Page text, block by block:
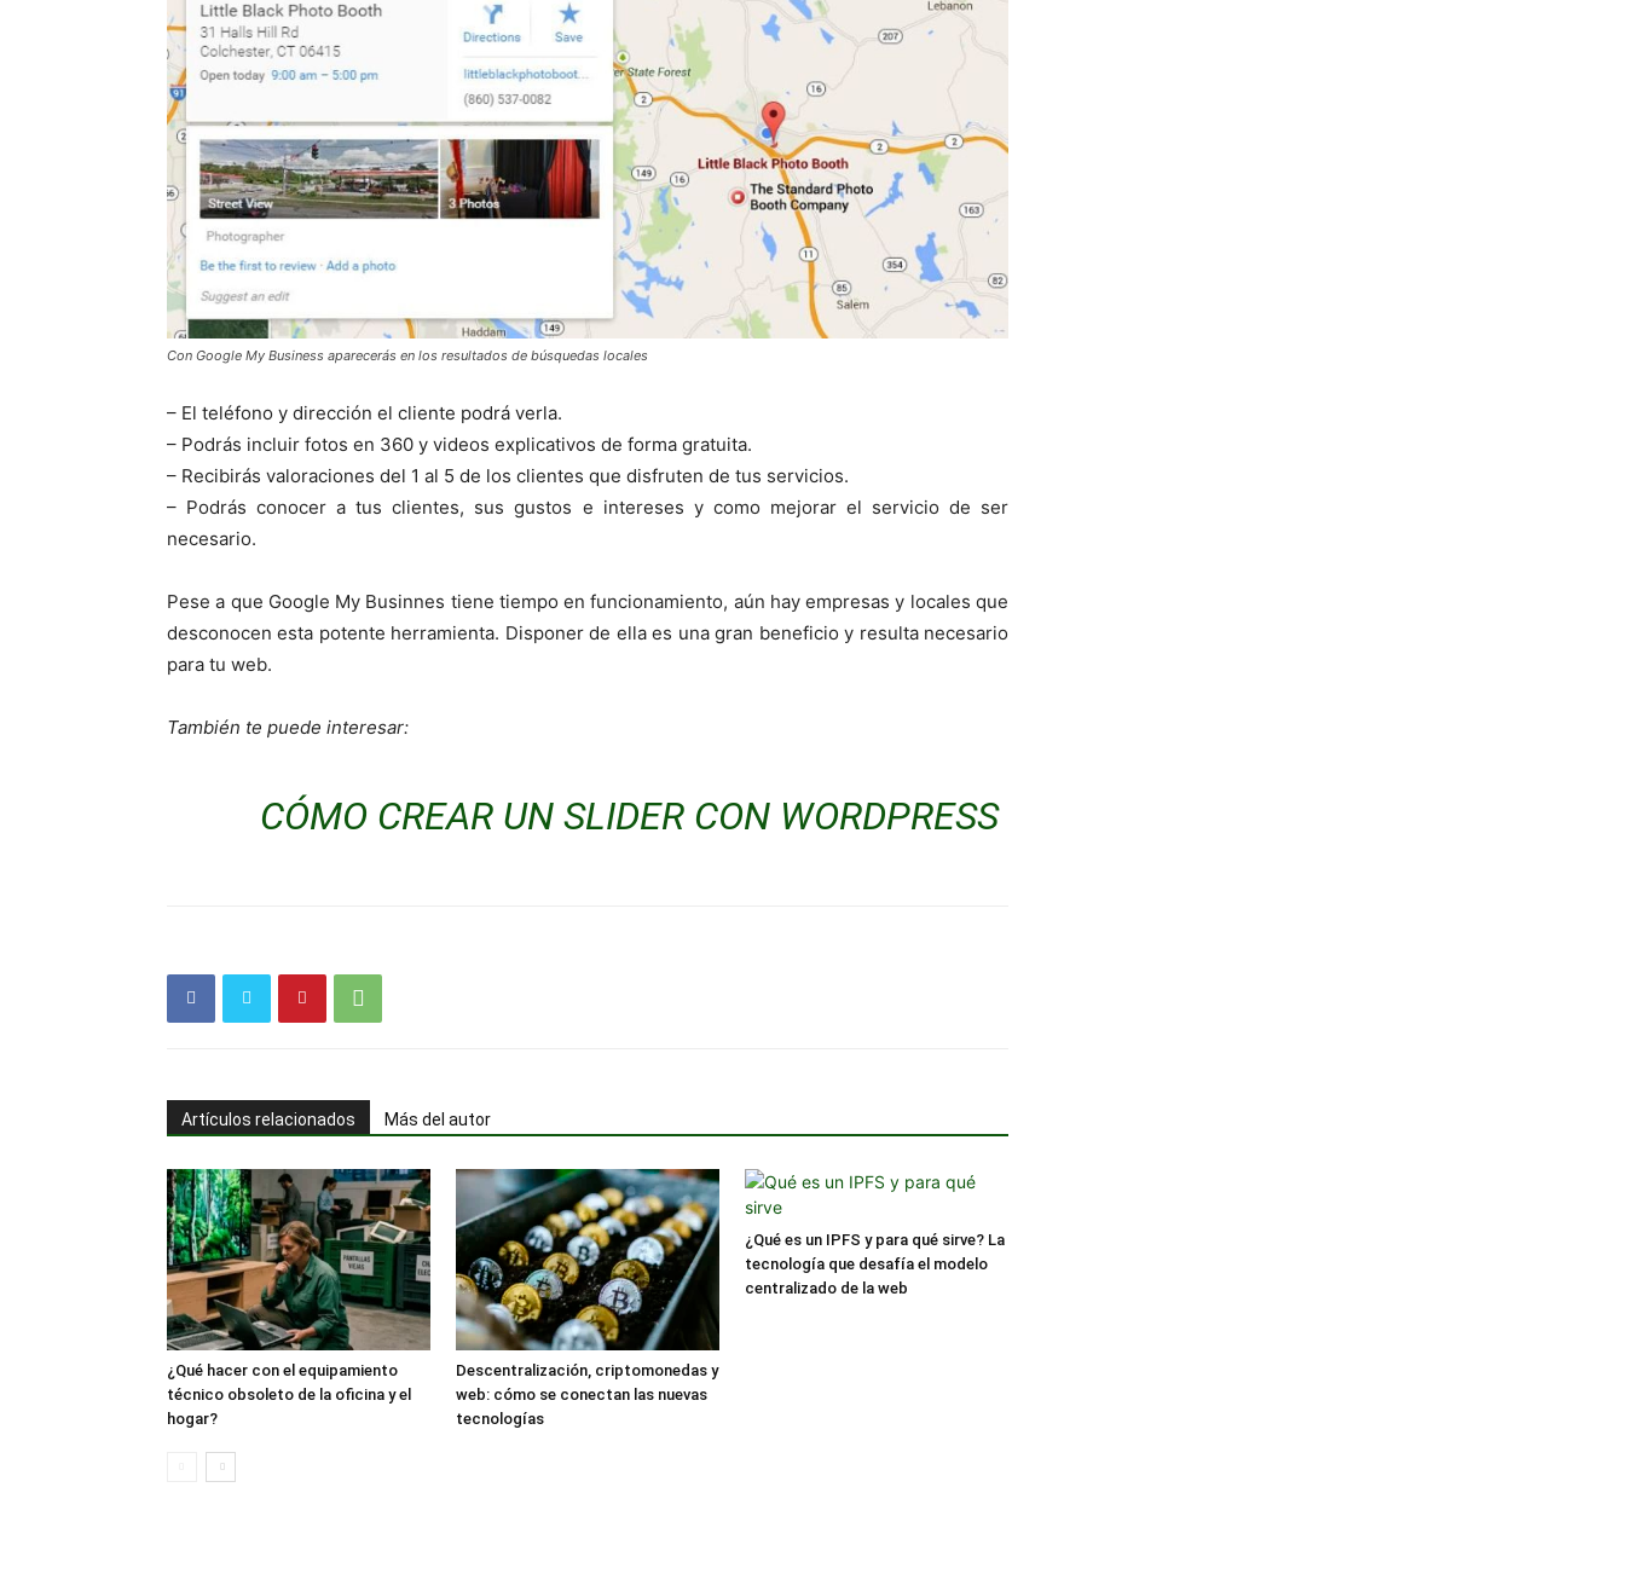
Con Google My Business aparecerás en los resultados de búsquedas locales
– El teléfono y dirección el cliente podrá verla.
– Podrás incluir fotos en 360 y videos explicativos de forma gratuita.
– Recibirás valoraciones del 1 al 5 de los clientes que disfruten de tus servicios.
– Podrás conocer a tus clientes, sus gustos e intereses y como mejorar el servicio de ser
necesario.
Pese a que Google My Businnes tiene tiempo en funcionamiento, aún hay empresas y locales que
desconocen esta potente herramienta. Disponer de ella es una gran beneficio y resulta necesario
para tu web.
También te puede interesar:
CÓMO CREAR UN SLIDER CON WORDPRESS
Artículos relacionados Más del autor
¿Qué hacer con el equipamiento
técnico obsoleto de la oficina y el
hogar?
Descentralización, criptomonedas y
web: cómo se conectan las nuevas
tecnologías
¿Qué es un IPFS y para qué sirve? La
tecnología que desafía el modelo
centralizado de la web